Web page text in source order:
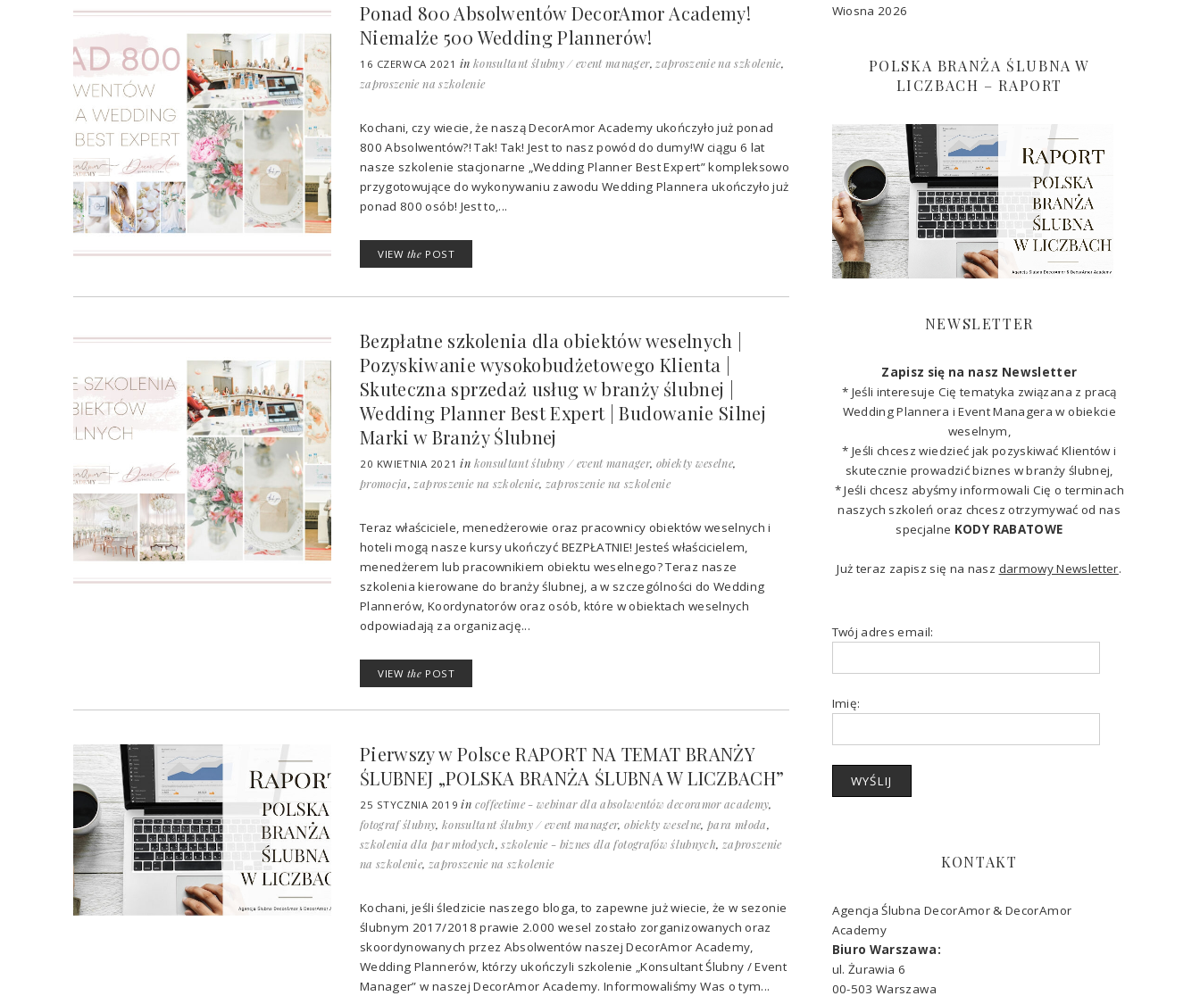
Ponad 800 Absolwentów DecorAmor Academy!
Niemalże 500 Wedding Plannerów!
16 CZERWCA 2021 in konsultant ślubny / event manager, zaproszenie na szkolenie,
zaproszenie na szkolenie
Kochani, czy wiecie, że naszą DecorAmor Academy ukończyło już ponad
800 Absolwentów?! Tak! Tak! Jest to nasz powód do dumy!W ciągu 6 lat
nasze szkolenie stacjonarne „Wedding Planner Best Expert” kompleksowo
przygotowujące do wykonywaniu zawodu Wedding Plannera ukończyło już
ponad 800 osób! Jest to,...
VIEW the POST
Bezpłatne szkolenia dla obiektów weselnych |
Pozyskiwanie wysokobudżetowego Klienta |
Skuteczna sprzedaż usług w branży ślubnej |
Wedding Planner Best Expert | Budowanie Silnej
Marki w Branży Ślubnej
20 KWIETNIA 2021 in konsultant ślubny / event manager, obiekty weselne,
promocja, zaproszenie na szkolenie, zaproszenie na szkolenie
Teraz właściciele, menedżerowie oraz pracownicy obiektów weselnych i
hoteli mogą nasze kursy ukończyć BEZPŁATNIE! Jesteś właścicielem,
menedżerem lub pracownikiem obiektu weselnego? Teraz nasze
szkolenia kierowane do branży ślubnej, a w szczególności do Wedding
Plannerów, Koordynatorów oraz osób, które w obiektach weselnych
odpowiadają za organizację...
VIEW the POST
Pierwszy w Polsce RAPORT NA TEMAT BRANŻY
ŚLUBNEJ „POLSKA BRANŻA ŚLUBNA W LICZBACH”
25 STYCZNIA 2019 in coffeetime - webinar dla absolwentów decoramor academy,
fotograf ślubny, konsultant ślubny / event manager,obiekty weselne, para młoda,
szkolenia dla par młodych,szkolenie - biznes dla fotografów ślubnych, zaproszenie
na szkolenie, zaproszenie na szkolenie
Kochani, jeśli śledzicie naszego bloga, to zapewne już wiecie, że w sezonie
ślubnym 2017/2018 prawie 2.000 wesel zostało zorganizowanych oraz
skoordynowanych przez Absolwentów naszej DecorAmor Academy,
Wedding Plannerów, którzy ukończyli szkolenie „Konsultant Ślubny / Event
Manager” w naszej DecorAmor Academy. Informowaliśmy Was o tym...
Wiosna 2026
POLSKA BRANŻA ŚLUBNA W
LICZBACH – RAPORT
NEWSLETTER
Zapisz się na nasz Newsletter
* Jeśli interesuje Cię tematyka związana z pracą
Wedding Plannera i Event Managera w obiekcie
weselnym,
* Jeśli chcesz wiedzieć jak pozyskiwać Klientów i
skutecznie prowadzić biznes w branży ślubnej,
* Jeśli chcesz abyśmy informowali Cię o terminach
naszych szkoleń oraz chcesz otrzymywać od nas
specjalne KODY RABATOWE
Już teraz zapisz się na nasz darmowy Newsletter.
Twój adres email:
Imię:
KONTAKT
Agencja Ślubna DecorAmor & DecorAmor
Academy
Biuro Warszawa:
ul. Żurawia 6
00-503 Warszawa